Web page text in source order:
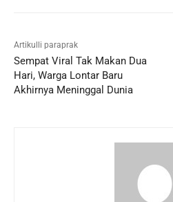
Artikulli paraprak
Sempat Viral Tak Makan Dua
Hari, Warga Lontar Baru
Akhirnya Meninggal Dunia